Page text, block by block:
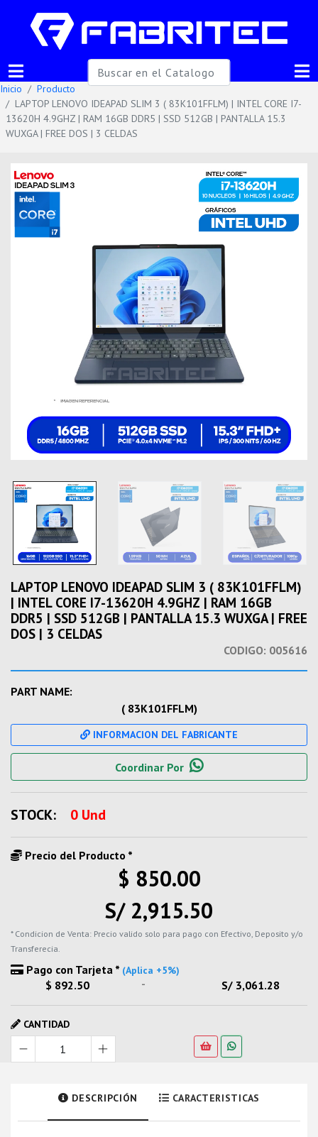
Inicio
Producto
LAPTOP LENOVO IDEAPAD SLIM 3 ( 83K101FFLM) | INTEL CORE I7-
13620H 4.9GHZ | RAM 16GB DDR5 | SSD 512GB | PANTALLA 15.3
WUXGA | FREE DOS | 3 CELDAS
LAPTOP LENOVO IDEAPAD SLIM 3 ( 83K101FFLM)
| INTEL CORE I7-13620H 4.9GHZ | RAM 16GB
DDR5 | SSD 512GB | PANTALLA 15.3 WUXGA | FREE
DOS | 3 CELDAS
CODIGO: 005616
PART NAME:
( 83K101FFLM)
INFORMACION DEL FABRICANTE
Coordinar Por
STOCK: 0 Und
Precio del Producto *
$ 850.00
S/ 2,915.50
* Condicion de Venta: Precio valido solo para pago con Efectivo, Deposito y/o
Transferecia.
Pago con Tarjeta * (Aplica +5%)
$ 892.50 - S/ 3,061.28
CANTIDAD
DESCRIPCIÓN CARACTERISTICAS